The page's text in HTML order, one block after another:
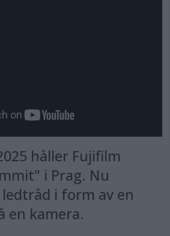
håller Fujifilm
i Prag. Nu
i form av en
en kamera.